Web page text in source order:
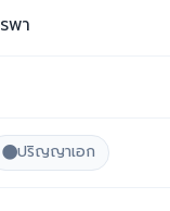
พา
ปริญญาเอก